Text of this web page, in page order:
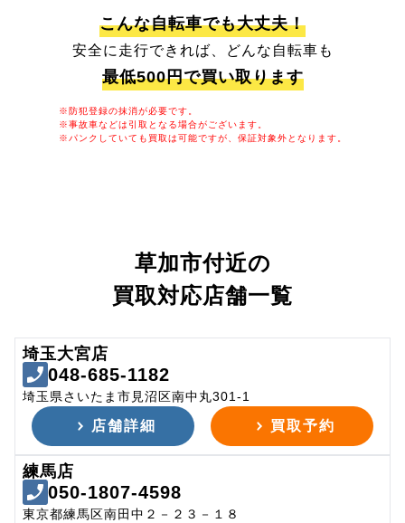
こんな自転車でも大丈夫！
安全に走行できれば、どんな自転車も
最低500円で買い取ります
※防犯登録の抹消が必要です。
※事故車などは引取となる場合がございます。
※パンクしていても買取は可能ですが、保証対象外となります。
草加市付近の
買取対応店舗一覧
埼玉大宮店
048-685-1182
埼玉県さいたま市見沼区南中丸301-1
店舗詳細 買取予約
練馬店
050-1807-4598
東京都練馬区南田中２－２３－１８